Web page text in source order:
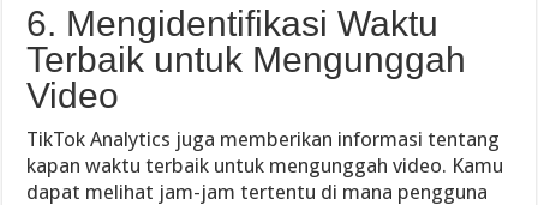
6. Mengidentifikasi Waktu
Terbaik untuk Mengunggah
Video
TikTok Analytics juga memberikan informasi tentang
kapan waktu terbaik untuk mengunggah video. Kamu
dapat melihat jam-jam tertentu di mana pengguna